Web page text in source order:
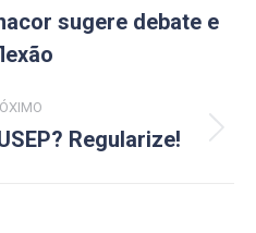
anterior:
sugere debate e
PróximoRegularize!